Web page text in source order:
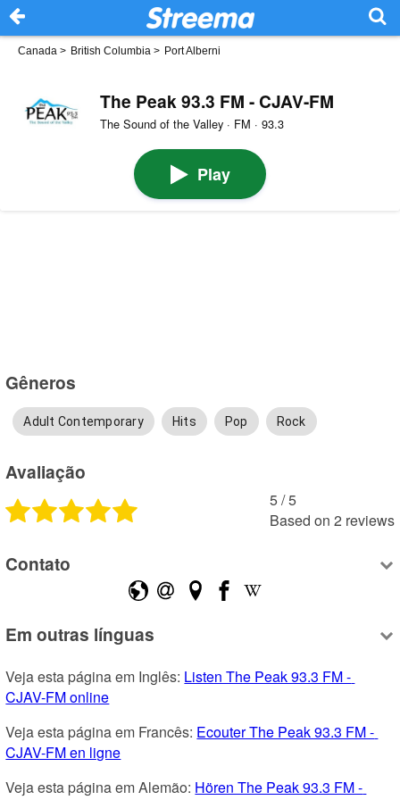
Canada > British Columbia > Port Alberni
The Peak 93.3 FM - CJAV-FM
The Sound of the Valley · FM · 93.3
Play
Gêneros
Adult Contemporary Hits Pop Rock
Avaliação
5 /5
Based on 2 reviews
Contato
Em outras línguas
Veja esta página em Inglês: Listen The Peak 93.3 FM -
CJAV-FM online
Veja esta página em Francês: Ecouter The Peak 93.3 FM -
CJAV-FM en ligne
Veja esta página em Alemão: Hören The Peak 93.3 FM -